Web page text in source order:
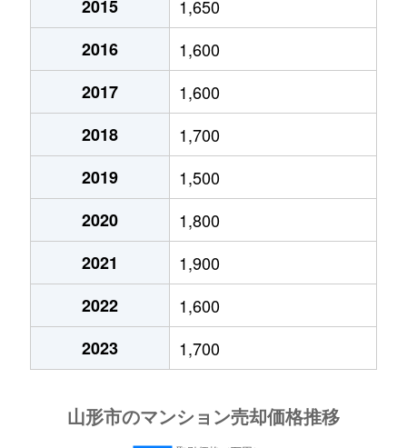
860万円 山形
1,900万円 山形
南一番町
1,700万円 山形
六日町
1,500万円 北山形
八日町
2,300万円 山形
2015
1,650
2016
1,600
2017
1,600
2018
1,700
2019
1,500
2020
1,800
2021
1,900
2022
1,600
2023
1,700